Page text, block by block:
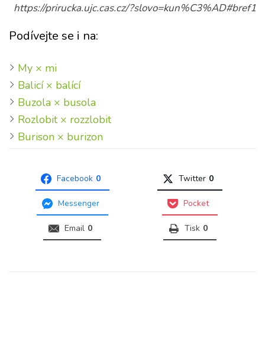
https://prirucka.ujc.cas.cz/?slovo=kun%C3%AD#bref1
Podívejte se i na:
My × mi
Balicí × balící
Buzola × busola
Rozlobit × rozzlobit
Burison × burizon
Facebook 0 Twitter 0
Messenger Pocket
Email 0 Tisk 0